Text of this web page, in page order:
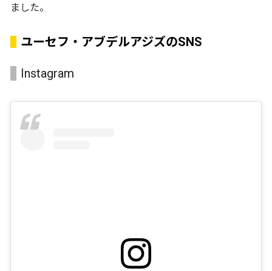
ました。
ユーセフ・アブデルアジズのSNS
Instagram